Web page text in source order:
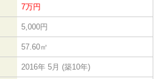
7万円
5,000円
57.60㎡
2016年 5月 (築10年)